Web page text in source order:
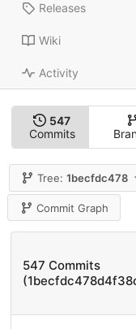
Releases
Wiki
Activity
547
Commits
Tree:1becfdc478
Commit Graph
547 Commits